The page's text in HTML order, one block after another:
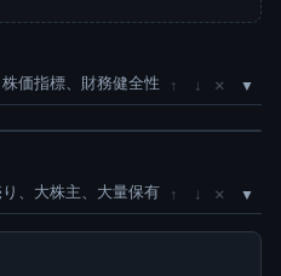
価指標、財務健全性 ↑ ↓ ×
、大株主、大量保有 ↑ ↓ ×